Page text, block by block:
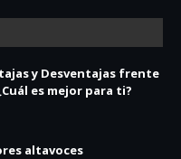
y Desventajas frente
es mejor para ti?
altavoces